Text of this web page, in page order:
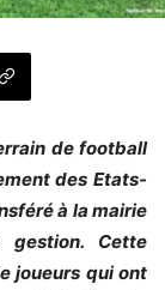
de football
des Etats-
à la mairie
gestion. Cette
joueurs qui ont